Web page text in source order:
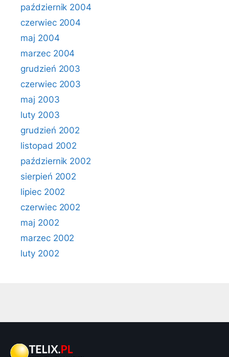
październik 2004
czerwiec 2004
maj 2004
marzec 2004
grudzień 2003
czerwiec 2003
maj 2003
luty 2003
grudzień 2002
listopad 2002
październik 2002
sierpień 2002
lipiec 2002
czerwiec 2002
maj 2002
marzec 2002
luty 2002